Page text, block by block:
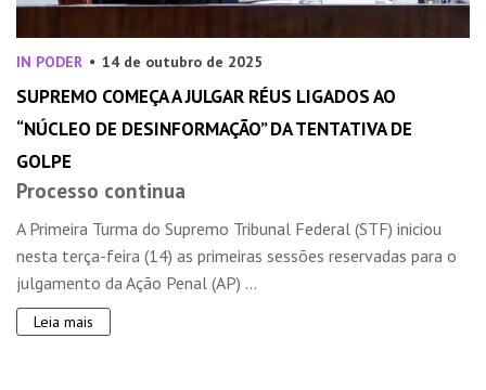
IN PODER 14 de outubro de 2025
SUPREMO COMEÇA A JULGAR RÉUS LIGADOS AO
“NÚCLEO DE DESINFORMAÇÃO” DA TENTATIVA DE
GOLPE
Processo continua
A Primeira Turma do Supremo Tribunal Federal (STF) iniciou
nesta terça-feira (14) as primeiras sessões reservadas para o
julgamento da Ação Penal (AP) ...
Leia mais